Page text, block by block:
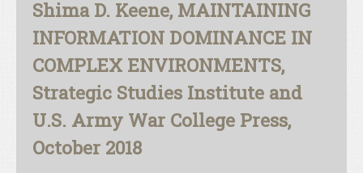
Shima D. Keene, MAINTAINING
INFORMATION DOMINANCE IN
COMPLEX ENVIRONMENTS,
Strategic Studies Institute and
U.S. Army War College Press,
October 2018